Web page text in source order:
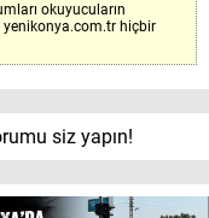
okuyucuların
yenikonya.com.tr hiçbir
siz yapın!